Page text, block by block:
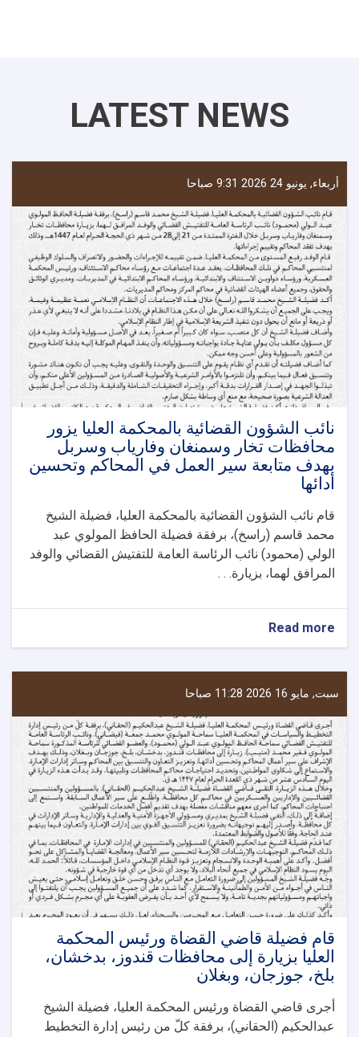
LATEST NEWS
أربعاء, يونيو 24 2026 9:31 صباحا
نائب الشؤون القضائية بالمحكمة العليا يزور
محافظات تخار وسمنغان وفارياب وسربل
بهدف متابعة سير العمل في المحاكم وتحسين
أدائها
قام نائب الشؤون القضائية بالمحكمة العليا، فضيلة الشيخ
محمد قاسم (راسخ)، برفقة فضيلة الحافظ المولوي عبد
الولي (محمود) نائب الرئاسة العامة للتفتيش القضائي والوفد
المرافق لهما، بزيارة. . .
Read more
نائب
القضائية
بالمحكمة
يزور
محافظات
تخار
وسمنغان
وفارياب
وسربل
بهدف
متابعة
سير
العمل
في
المحاكم
وتحسين
أدائها
سبت, مايو 16 2026 11:28 صباحا
قام فضیلة قاضي القضاة ورئيس المحكمة
العليا بزيارة إلى محافظات قندوز، بدخشان،
بلخ، جوزجان، وبغلان
أجرى قاضي القضاة ورئيس المحكمة العليا، فضيلة الشيخ
عبدالحكيم (الحقاني)، برفقة كلّ من رئيس إدارة التخطيط